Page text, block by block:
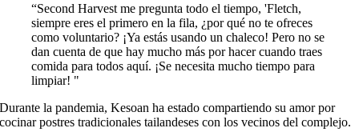
“Second Harvest me pregunta todo el tiempo, 'Fletch,
siempre eres el primero en la fila, ¿por qué no te ofreces
como voluntario? ¡Ya estás usando un chaleco! Pero no se
dan cuenta de que hay mucho más por hacer cuando traes
comida para todos aquí. ¡Se necesita mucho tiempo para
limpiar! "
Durante la pandemia, Kesoan ha estado compartiendo su amor por
cocinar postres tradicionales tailandeses con los vecinos del complejo.